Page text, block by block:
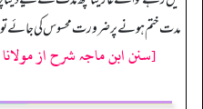
مدت ختم ہونے پر ضرورت محسوس کی جائے
[سنن ابن ماجہ شرح از